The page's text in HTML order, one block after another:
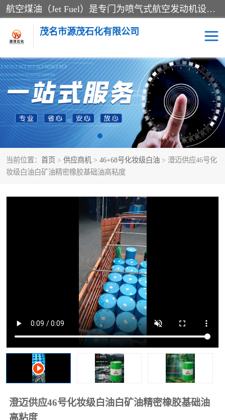
航空煤油（Jet Fuel）是专门为喷气式航空发动机设计的高纯度燃料，主要分为Jet A、Jet A-1和Jet B等类型。其特点是闪点高、低温流动性好，并添加了抗静电剂和抗氧化剂以确保飞行安全。航空煤油需
茂名市源茂石化有限公司
当前位置： 首页 > 供应商机 > 46+68号化妆级白油 > 澄迈供应46号化
妆级白油白矿油精密橡胶基础油高粘度
澄迈供应46号化妆级白油白矿油精密橡胶基础油
高粘度
RP3航空煤油 D20+D30溶剂油
D40+D60溶剂油 D80+D100溶剂油
6号+120号溶剂油 260号溶剂油
异构烷烃 天然乳胶
46+68号化妆级白油